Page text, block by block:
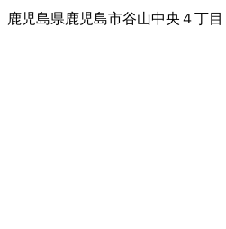
鹿児島県鹿児島市谷山中央４丁目